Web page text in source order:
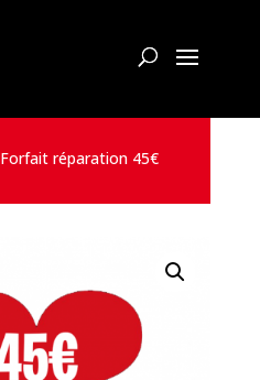
Forfait réparation 45€